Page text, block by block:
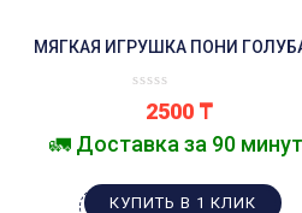
МЯГКАЯ ИГРУШКА ПОНИ
2500 ₸
🚛 Доставка за 90 минут
КУПИТЬ В 1 КЛИК